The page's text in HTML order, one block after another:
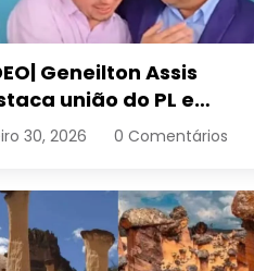
Geneilton Assis
união do PL e
de apoio a
Tombini em Jataí
30, 2026 0 Comentários